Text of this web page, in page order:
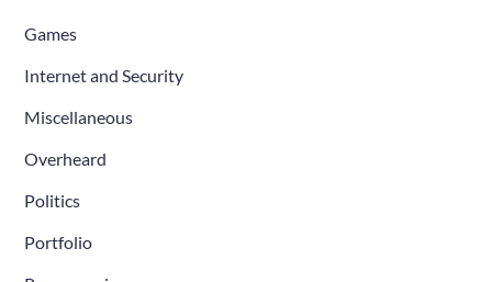
Games
Internet and Security
Miscellaneous
Overheard
Politics
Portfolio